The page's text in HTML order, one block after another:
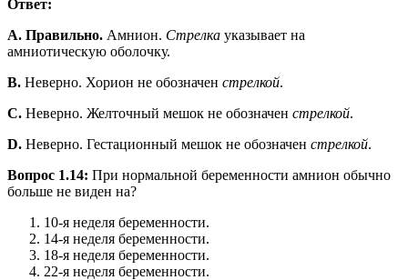
Ответ:
A. Правильно. Амнион. Стрелка указывает на
амниотическую оболочку.
B. Неверно. Хорион не обозначен стрелкой.
С. Неверно. Желточный мешок не обозначен стрелкой.
D. Неверно. Гестационный мешок не обозначен стрелкой.
Вопрос 1.14: При нормальной беременности амнион обычно
больше не виден на?
10-я неделя беременности.
14-я неделя беременности.
18-я неделя беременности.
22-я неделя беременности.